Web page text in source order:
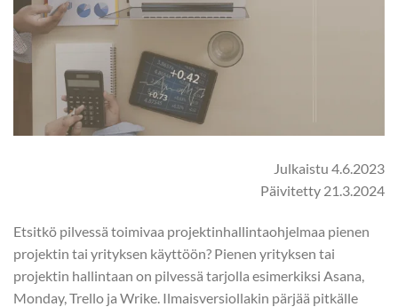
Julkaistu 4.6.2023
Päivitetty 21.3.2024
Etsitkö pilvessä toimivaa projektinhallintaohjelmaa pienen
projektin tai yrityksen käyttöön? Pienen yrityksen tai
projektin hallintaan on pilvessä tarjolla esimerkiksi Asana,
Monday, Trello ja Wrike. Ilmaisversiollakin pärjää pitkälle